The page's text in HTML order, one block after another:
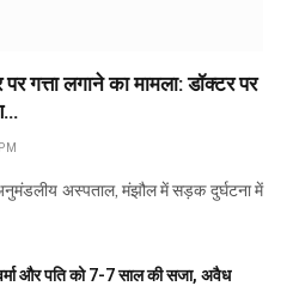
गत्ता लगाने का मामला: डॉक्टर पर
अस्पताल, मंझौल में सड़क दुर्घटना में
और पति को 7-7 साल की सजा, अवैध